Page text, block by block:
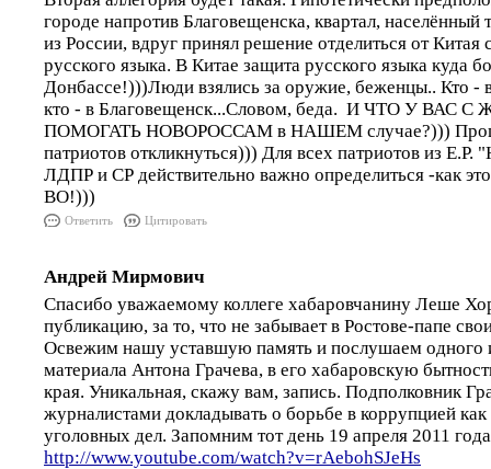
городе напротив Благовещенска, квартал, населённый
из России, вдруг принял решение отделиться от
русского языка. В Китае защита русского языка куда
Донбассе!)))Люди взялись за оружие, беженцы.. Кто -
кто - в Благовещенск...Словом, беда. И ЧТО У ВАС
ПОМОГАТЬ НОВОРОССАМ в НАШЕМ случае?)))
патриотов откликнуться))) Для всех патриотов из
ЛДПР и СР действительно важно определиться -
ВО!)))
Ответить Цитировать
Андрей Мирмович
Спасибо уважаемому коллеге хабаровчанину Леше
публикацию, за то, что не забывает в Ростове-папе
Освежим нашу уставшую память и послушаем одного
материала Антона Грачева, в его хабаровскую
края. Уникальная, скажу вам, запись. Подполковник
журналистами докладывать о борьбе в коррупцией как
уголовных дел. Запомним тот день 19 апреля 2011
http://www.youtube.com/watch?v=rAebohSJeHs